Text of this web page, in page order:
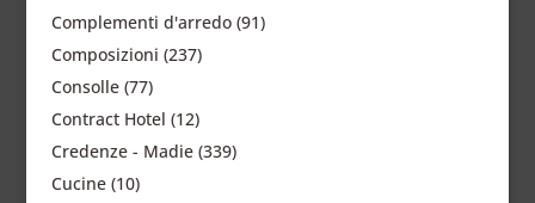
Complementi d'arredo (91)
Composizioni (237)
Consolle (77)
Contract Hotel (12)
Credenze - Madie (339)
Cucine (10)